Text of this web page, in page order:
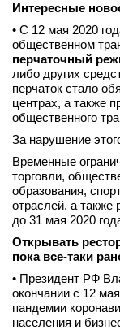
Новости
Стать
Интересные
• С 12 мая 2020
общественном
перчаточный
либо других
перчаток стало
центрах, а также
общественного
За нарушение
Временные
торговли,
образования,
отраслей, а
до 31 мая 2020
Открывать
пока все-таки
• Президент РФ
окончании с 12
пандемии
населения и